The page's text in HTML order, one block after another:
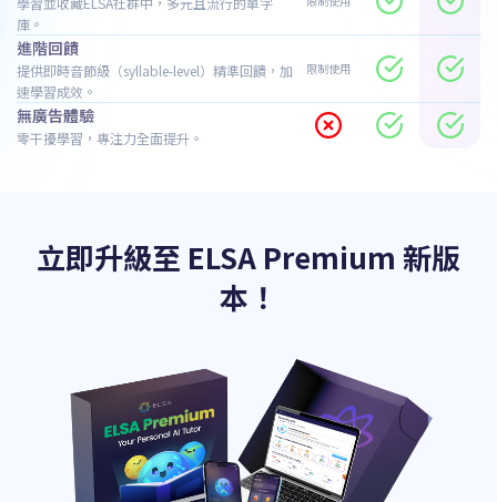
庫。
進階回饋
提供即時音節級（syllable-level）精準回饋，加
速學習成效。
限制使用
無廣告體驗
零干擾學習，專注力全面提升。
立即升級至 ELSA Premium 新版
本！